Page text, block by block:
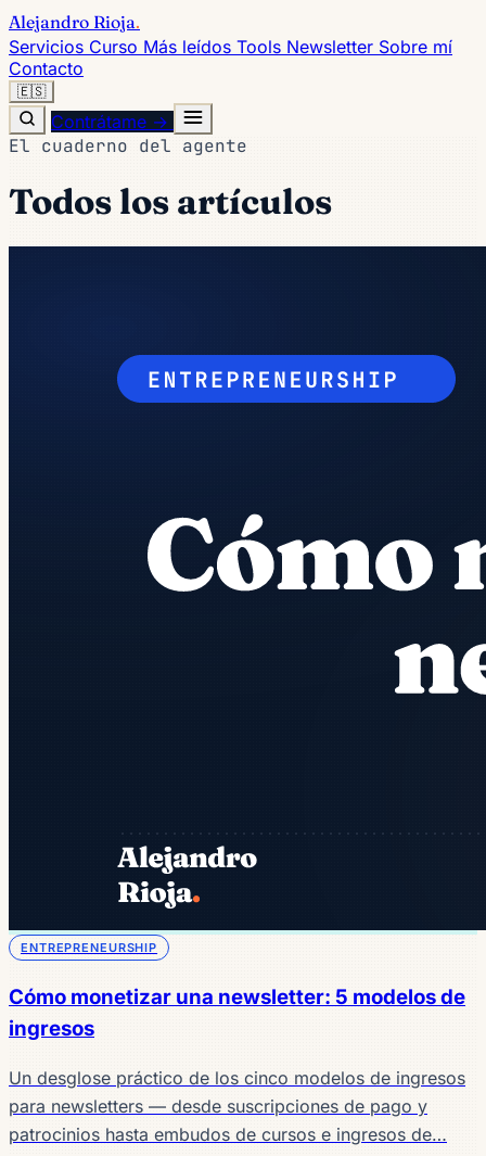
Alejandro Rioja.
Servicios Curso Más leídos Tools Newsletter Sobre mí
Contacto
🇪🇸
Contrátame →
El cuaderno del agente
Todos los artículos
ENTREPRENEURSHIP
Cómo monetizar una newsletter: 5 modelos de
ingresos
Un desglose práctico de los cinco modelos de ingresos
para newsletters — desde suscripciones de pago y
patrocinios hasta embudos de cursos e ingresos de…